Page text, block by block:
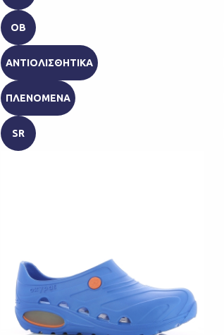
OB
ΑΝΤΙΟΛΙΣΘΗΤΙΚΑ
ΠΛΕΝΟΜΕΝΑ
SR